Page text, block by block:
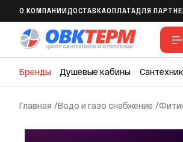
O КОМПАНИИ ДОСТАВКАОПЛАТАДЛЯ
Бренды Душевые кабины
Главная /Водо и газо снабжение /
МРВ 63 * 2" БЕЛАЯ PP-
В ИЗБРАННОЕ В